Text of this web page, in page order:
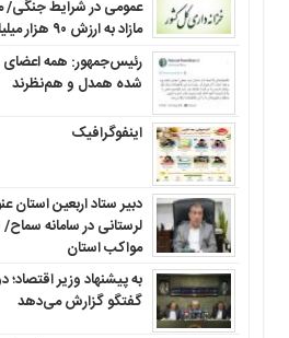
مازاد به ارزش ۹۰ هزار میلیارد تومان
رئیس‌جمهور: همه اعضای
شده همدل و هم‌نظرند
اینفوگرافیک
مواکب استان
به پیشنهاد وزیر
گفتگو گزارش می‌دهد